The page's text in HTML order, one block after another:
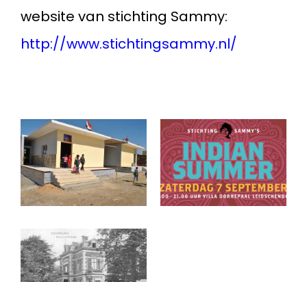
website van stichting Sammy:
http://www.stichtingsammy.nl/